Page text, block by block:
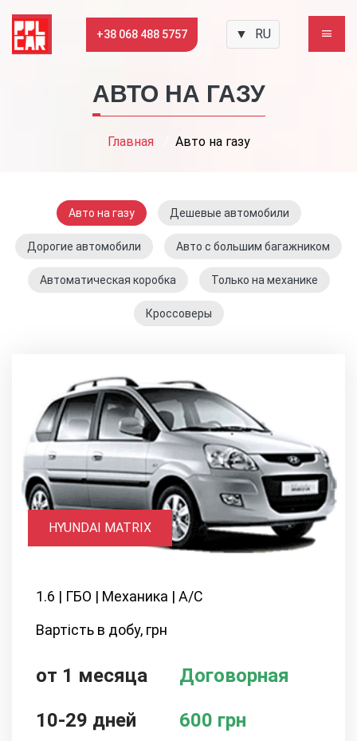
+38 068 488 5757 ▼ RU
АВТО НА ГАЗУ
Главная Авто на газу
Авто на газу Дешевые автомобили
Дорогие автомобили Авто с большим багажником
Автоматическая коробка Только на механике
Кроссоверы
HYUNDAI MATRIX
1.6 | ГБО | Механика | А/С
Вартість в добу, грн
от 1 месяца
Договорная
10-29 дней
600 грн